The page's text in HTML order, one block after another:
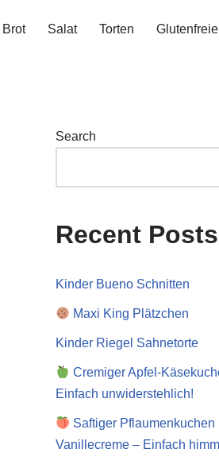
Brot Salat Torten
Search
Recent Posts
Kinder Bueno Schnitten
Maxi King Plätzchen
Kinder Riegel Sahnetorte
Cremiger Apfel-
Einfach unwiderstehlich!
Saftiger Pflaumenkuchen
Vanillecreme – Einfach